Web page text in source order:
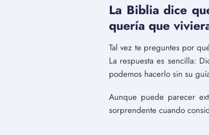
La Biblia dice
quería que
Tal vez te preguntes por
La respuesta es sencilla:
podemos hacerlo sin su
Aunque puede parecer
sorprendente cuando